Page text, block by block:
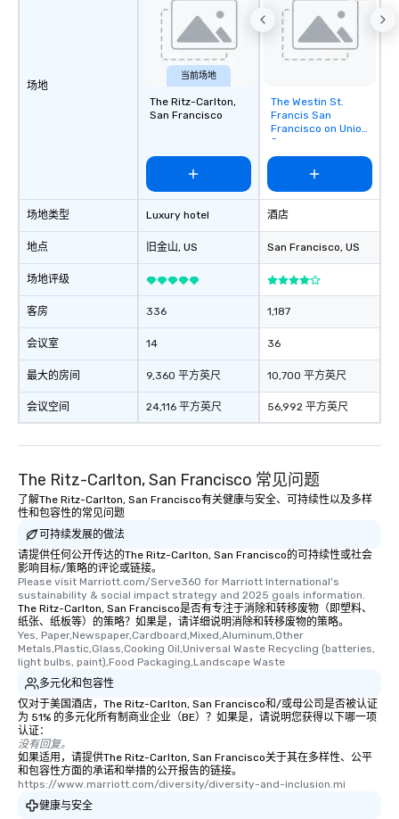
场地
场地类型
地点
场地评级
客房
会议室
最大的房间
会议空间
当前场地
The Ritz-Carlton,
San Francisco
Luxury hotel
旧金山, US
336
14
9,360 平方英尺
24,116 平方英尺
Removed from
favorites
The Westin St.
Francis San
Francisco on Union
Square
酒店
San Francisco, US
1,187
36
10,700 平方英尺
56,992 平方英尺
The Ritz-Carlton, San Francisco 常见问题
了解The Ritz-Carlton, San Francisco有关健康与安全、可持续性以及多样
性和包容性的常见问题
可持续发展的做法
请提供任何公开传达的The Ritz-Carlton, San Francisco的可持续性或社会
影响目标/策略的评论或链接。
Please visit Marriott.com/Serve360 for Marriott International's
sustainability & social impact strategy and 2025 goals information.
The Ritz-Carlton, San Francisco是否有专注于消除和转移废物（即塑料、
纸张、纸板等）的策略？如果是，请详细说明消除和转移废物的策略。
Yes, Paper,Newspaper,Cardboard,Mixed,Aluminum,Other
Metals,Plastic,Glass,Cooking Oil,Universal Waste Recycling (batteries,
light bulbs, paint),Food Packaging,Landscape Waste
多元化和包容性
仅对于美国酒店，The Ritz-Carlton, San Francisco和/或母公司是否被认证
为 51% 的多元化所有制商业企业（BE）？如果是，请说明您获得以下哪一项
认证：
没有回复。
如果适用，请提供The Ritz-Carlton, San Francisco关于其在多样性、公平
和包容性方面的承诺和举措的公开报告的链接。
https://www.marriott.com/diversity/diversity-and-inclusion.mi
健康与安全